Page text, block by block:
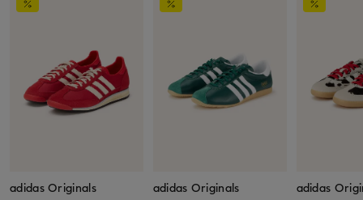
adidas Originals
adidas Originals
adidas